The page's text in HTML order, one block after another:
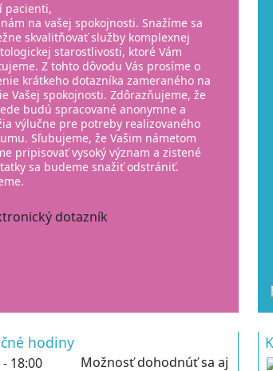
pacienti,
na vašej spokojnosti. Snažíme sa
skvalitňovať služby komplexnej
starostlivosti, ktoré Vám
Z tohto dôvodu Vás prosíme o
krátkeho dotazníka zameraného na
Vašej spokojnosti. Zdôrazňujeme, že
budú spracované anonymne a
výlučne pre potreby realizovaného
Sľubujeme, že Vašim námetom
pripisovať vysoký význam a zistené
sa budeme snažiť odstrániť.
dotazník
hodiny
18:00 Možnosť dohodnúť sa aj